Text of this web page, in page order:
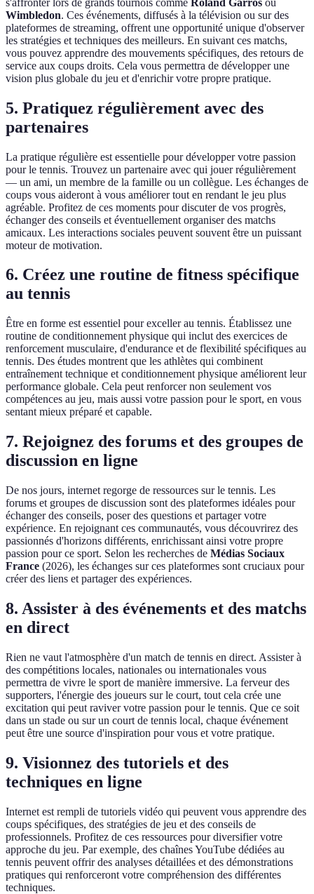
Wimbledon. Ces événements, diffusés à la télévision ou sur des
plateformes de streaming, offrent une opportunité unique d'observer
les stratégies et techniques des meilleurs. En suivant ces matchs,
vous pouvez apprendre des mouvements spécifiques, des retours de
service aux coups droits. Cela vous permettra de développer une
vision plus globale du jeu et d'enrichir votre propre pratique.
5. Pratiquez régulièrement avec des
partenaires
La pratique régulière est essentielle pour développer votre passion
pour le tennis. Trouvez un partenaire avec qui jouer régulièrement
— un ami, un membre de la famille ou un collègue. Les échanges de
coups vous aideront à vous améliorer tout en rendant le jeu plus
agréable. Profitez de ces moments pour discuter de vos progrès,
échanger des conseils et éventuellement organiser des matchs
amicaux. Les interactions sociales peuvent souvent être un puissant
moteur de motivation.
6. Créez une routine de fitness spécifique
au tennis
Être en forme est essentiel pour exceller au tennis. Établissez une
routine de conditionnement physique qui inclut des exercices de
renforcement musculaire, d'endurance et de flexibilité spécifiques au
tennis. Des études montrent que les athlètes qui combinent
entraînement technique et conditionnement physique améliorent leur
performance globale. Cela peut renforcer non seulement vos
compétences au jeu, mais aussi votre passion pour le sport, en vous
sentant mieux préparé et capable.
7. Rejoignez des forums et des groupes de
discussion en ligne
De nos jours, internet regorge de ressources sur le tennis. Les
forums et groupes de discussion sont des plateformes idéales pour
échanger des conseils, poser des questions et partager votre
expérience. En rejoignant ces communautés, vous découvrirez des
passionnés d'horizons différents, enrichissant ainsi votre propre
passion pour ce sport. Selon les recherches de Médias Sociaux
France (2026), les échanges sur ces plateformes sont cruciaux pour
créer des liens et partager des expériences.
8. Assister à des événements et des matchs
en direct
Rien ne vaut l'atmosphère d'un match de tennis en direct. Assister à
des compétitions locales, nationales ou internationales vous
permettra de vivre le sport de manière immersive. La ferveur des
supporters, l'énergie des joueurs sur le court, tout cela crée une
excitation qui peut raviver votre passion pour le tennis. Que ce soit
dans un stade ou sur un court de tennis local, chaque événement
peut être une source d'inspiration pour vous et votre pratique.
9. Visionnez des tutoriels et des
techniques en ligne
Internet est rempli de tutoriels vidéo qui peuvent vous apprendre des
coups spécifiques, des stratégies de jeu et des conseils de
professionnels. Profitez de ces ressources pour diversifier votre
approche du jeu. Par exemple, des chaînes YouTube dédiées au
tennis peuvent offrir des analyses détaillées et des démonstrations
pratiques qui renforceront votre compréhension des différentes
techniques.